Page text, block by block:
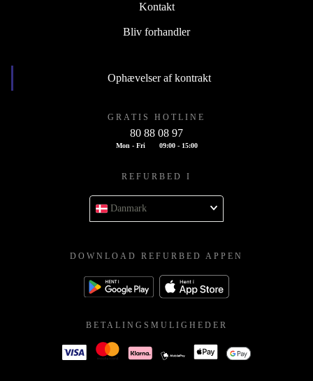
Kontakt
Bliv forhandler
Ophævelser af kontrakt
GRATIS HOTLINE
80 88 08 97
Mon - Fri 09:00 - 15:00
REFURBED I
Danmark
DOWNLOAD REFURBED APPEN
BETALINGSMULIGHEDER